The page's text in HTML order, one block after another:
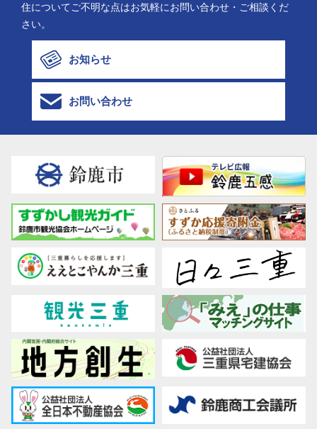
住についてご不明な点はお気軽にお問い合わせ・ご相談くだ
さい。
お知らせ
お問い合わせ